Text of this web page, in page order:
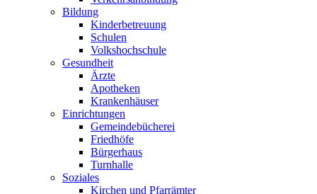
Bildung
Kinderbetreuung
Schulen
Volkshochschule
Gesundheit
Ärzte
Apotheken
Krankenhäuser
Einrichtungen
Gemeindebücherei
Friedhöfe
Bürgerhaus
Turnhalle
Soziales
Kirchen und Pfarrämter